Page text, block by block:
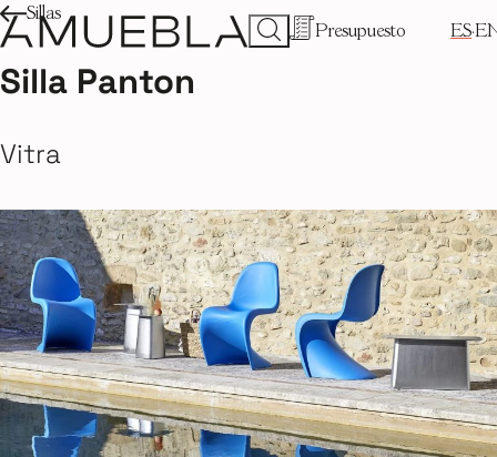
Presupuesto ES
Sillas
Silla Panton
Vitra